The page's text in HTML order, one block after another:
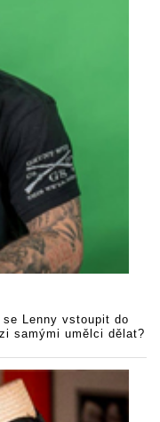
se Lenny vstoupit do
samými umělci dělat?